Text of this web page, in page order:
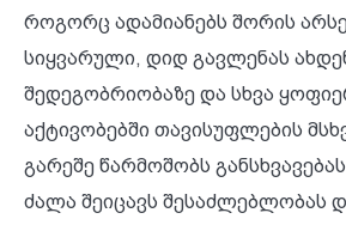
როგორც ადამიანებს შორის
სიყვარული, დიდ გავლენას
შედეგობრიობაზე და სხვა
აქტივობებში თავისუფლების
გარეშე წარმოშობს
ძალა შეიცავს შესაძლებლობას